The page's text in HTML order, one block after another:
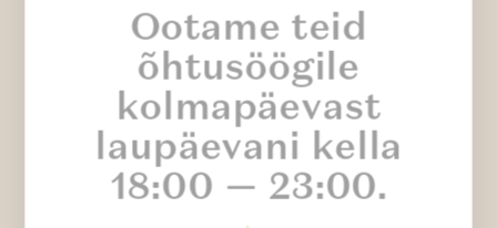
Ootame teid
õhtusöögile
kolmapäevast
laupäevani kella
18:00 — 23:00.